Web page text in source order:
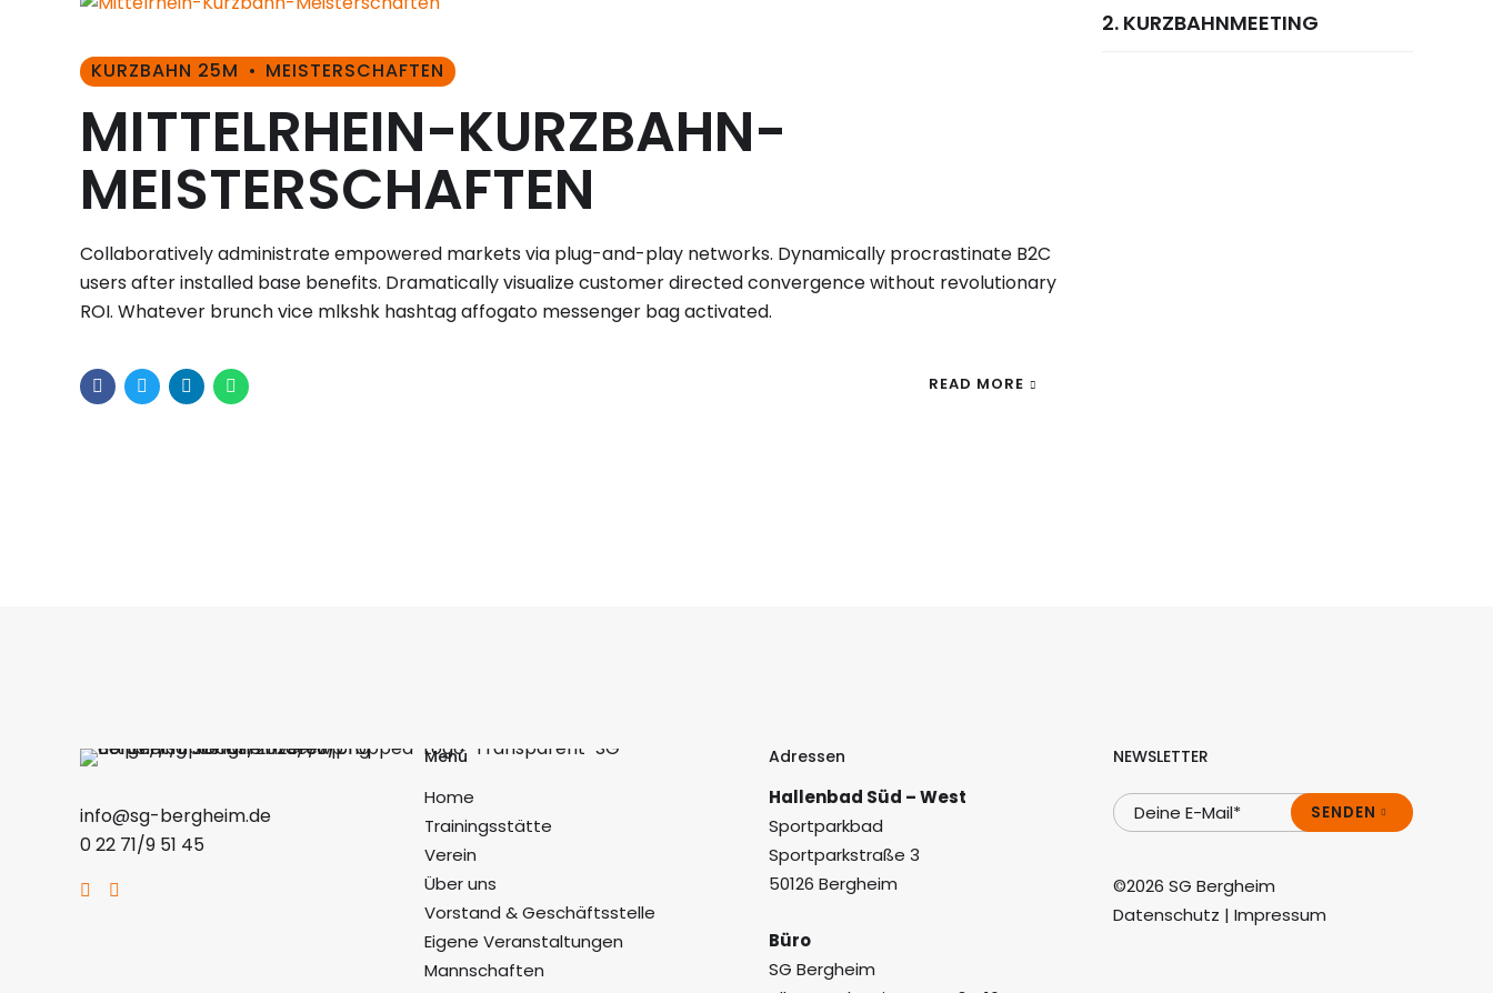
KURZBAHN 25M MEISTERSCHAFTEN
MITTELRHEIN-KURZBAHN-
MEISTERSCHAFTEN
Collaboratively administrate empowered markets via plug-and-play networks. Dynamically procrastinate B2C
users after installed base benefits. Dramatically visualize customer directed convergence without revolutionary
ROI. Whatever brunch vice mlkshk hashtag affogato messenger bag activated.
READ MORE
2. KURZBAHNMEETING
info@sg-bergheim.de
0 22 71/9 51 45
Menü
Home
Trainingsstätte
Verein
Über uns
Vorstand & Geschäftsstelle
Eigene Veranstaltungen
Mannschaften
Adressen
Hallenbad Süd – West
Sportparkbad
Sportparkstraße 3
50126 Bergheim
Büro
SG Bergheim
NEWSLETTER
SENDEN
©2026 SG Bergheim
Datenschutz | Impressum